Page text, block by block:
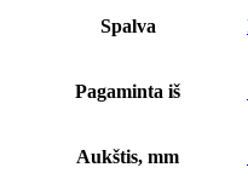
Spalva
Pagaminta iš
Aukštis, mm